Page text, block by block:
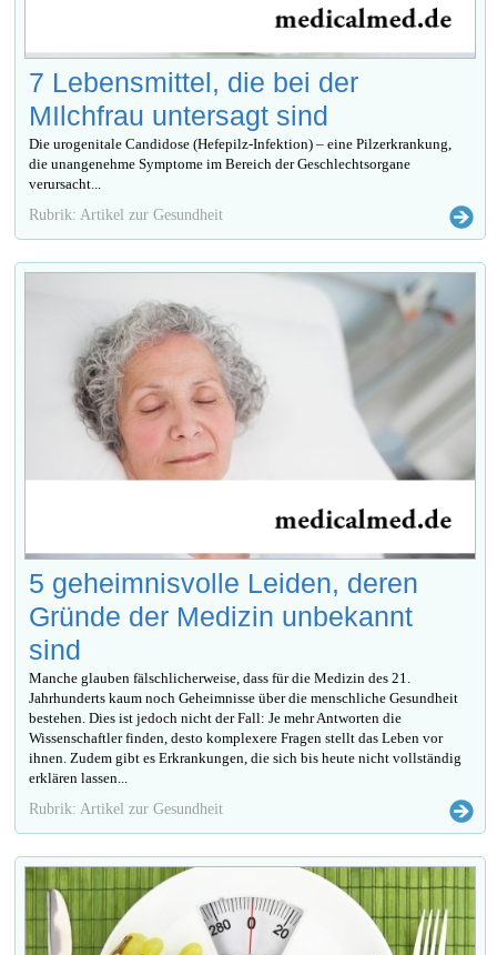
7 Lebensmittel, die bei der
MIlchfrau untersagt sind
Die urogenitale Candidose (Hefepilz-Infektion) – eine Pilzerkrankung,
die unangenehme Symptome im Bereich der Geschlechtsorgane
verursacht...
Rubrik: Artikel zur Gesundheit
5 geheimnisvolle Leiden, deren
Gründe der Medizin unbekannt
sind
Manche glauben fälschlicherweise, dass für die Medizin des 21.
Jahrhunderts kaum noch Geheimnisse über die menschliche Gesundheit
bestehen. Dies ist jedoch nicht der Fall: Je mehr Antworten die
Wissenschaftler finden, desto komplexere Fragen stellt das Leben vor
ihnen. Zudem gibt es Erkrankungen, die sich bis heute nicht vollständig
erklären lassen...
Rubrik: Artikel zur Gesundheit